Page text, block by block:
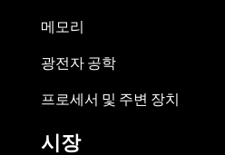
메모리
광전자 공학
프로세서 및 주변 장치
시장